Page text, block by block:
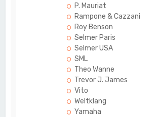
P. Mauriat
Rampone & Cazzani
Roy Benson
Selmer Paris
Selmer USA
SML
Theo Wanne
Trevor J. James
Vito
Weltklang
Yamaha